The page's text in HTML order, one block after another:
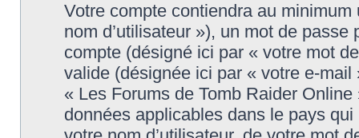
Votre compte contiendra au
nom d’utilisateur »), un mot de
compte (désigné ici par « votre mot
valide (désignée ici par « votre e-
« Les Forums de Tomb Raider
données applicables dans le pays